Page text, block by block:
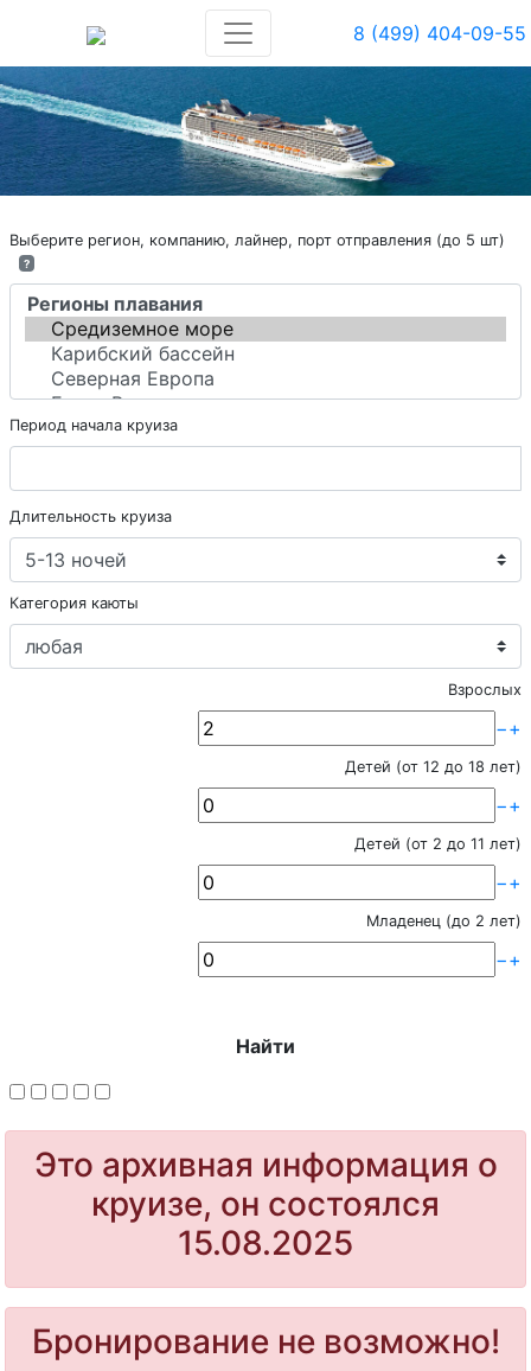
8 (499) 404-09-55
Выберите регион, компанию, лайнер, порт отправления (до 5 шт)
?
Период начала круиза
Длительность круиза
Категория каюты
Взрослых
−+
Детей (от 12 до 18 лет)
−+
Детей (от 2 до 11 лет)
−+
Младенец (до 2 лет)
−+
Найти
Это архивная информация о
круизе, он состоялся
15.08.2025
Бронирование не возможно!